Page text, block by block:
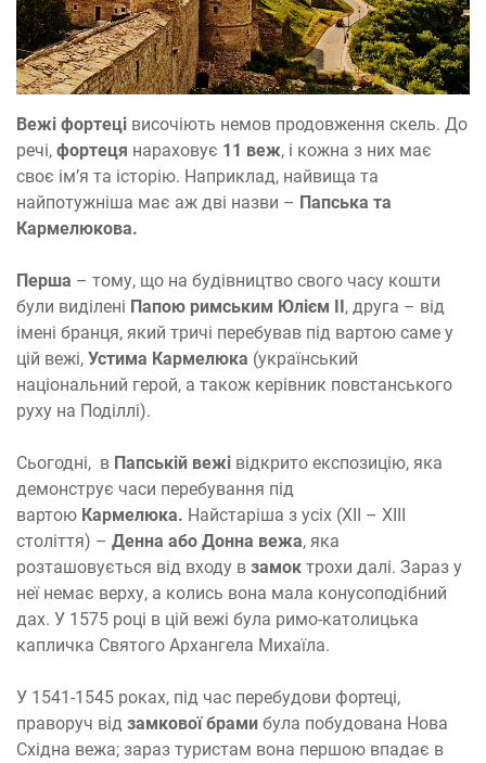
Вежі фортеці височіють немов продовження скель. До
речі, фортеця нараховує 11 веж, і кожна з них має
своє ім’я та історію. Наприклад, найвища та
найпотужніша має аж дві назви – Папська та
Кармелюкова.
Перша – тому, що на будівництво свого часу кошти
були виділені Папою римським Юлієм ІІ, друга – від
імені бранця, який тричі перебував під вартою саме у
цій вежі, Устима Кармелюка (український
національний герой, а також керівник повстанського
руху на Поділлі).
Сьогодні, в Папській вежі відкрито експозицію, яка
демонструє часи перебування під
вартою Кармелюка. Найстаріша з усіх (XII – XIII
століття) – Денна або Донна вежа, яка
розташовується від входу в замок трохи далі. Зараз у
неї немає верху, а колись вона мала конусоподібний
дах. У 1575 році в цій вежі була римо-католицька
капличка Святого Архангела Михаїла.
У 1541-1545 роках, під час перебудови фортеці,
праворуч від замкової брами була побудована Нова
Східна вежа; зараз туристам вона першою впадає в